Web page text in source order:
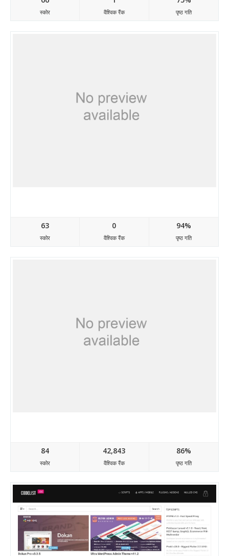
स्कोर वैश्विक रैंक पृष्ठ गति
63
स्कोर
0
वैश्विक रैंक
94%
पृष्ठ गति
84
स्कोर
42,843
वैश्विक रैंक
86%
पृष्ठ गति